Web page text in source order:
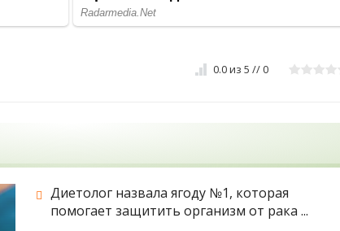
0.0из 5 // 0
Диетолог назвала ягоду №1, которая
помогает защитить организм от рака ...